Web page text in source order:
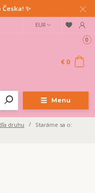
✨
Menu
EUR
0
€ 0
druhu
Staráme sa o: